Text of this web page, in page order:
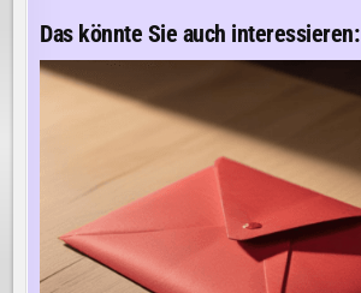
Das könnte Sie auch interessieren: